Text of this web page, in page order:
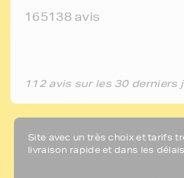
165138 avis
112 avis sur les 30 derniers
Site avec un très choix et tarifs
livraison rapide et dans les